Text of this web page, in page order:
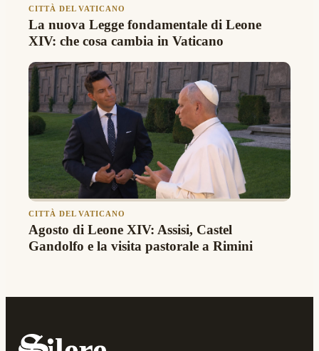
CITTÀ DEL VATICANO
La nuova Legge fondamentale di Leone
XIV: che cosa cambia in Vaticano
CITTÀ DEL VATICANO
Agosto di Leone XIV: Assisi, Castel
Gandolfo e la visita pastorale a Rimini